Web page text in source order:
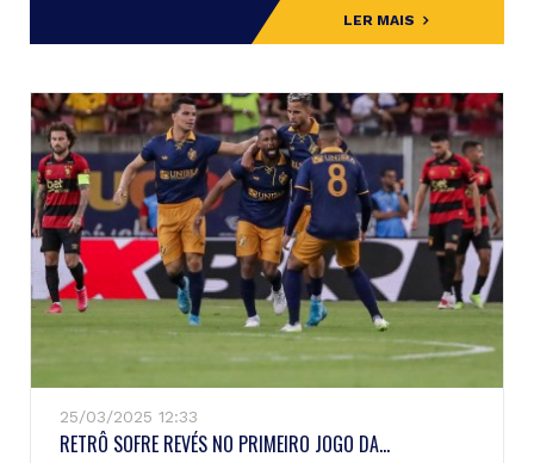
LER MAIS
25/03/2025 12:33
RETRÔ SOFRE REVÉS NO PRIMEIRO JOGO DA...